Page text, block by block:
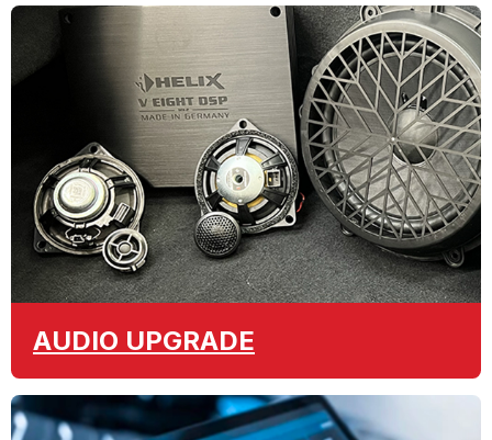
AUDIO UPGRADE